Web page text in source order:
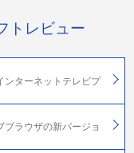
トレビュー
ンターネットテレビプ
ブラウザの新バージョ